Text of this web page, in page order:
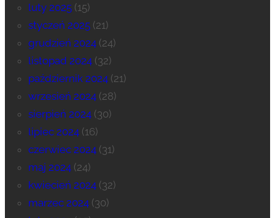
luty 2025(15)
styczeń 2025(21)
grudzień 2024(24)
listopad 2024(32)
październik 2024(21)
wrzesień 2024(28)
sierpień 2024(30)
lipiec 2024(16)
czerwiec 2024(31)
maj 2024(24)
kwiecień 2024(32)
marzec 2024(30)